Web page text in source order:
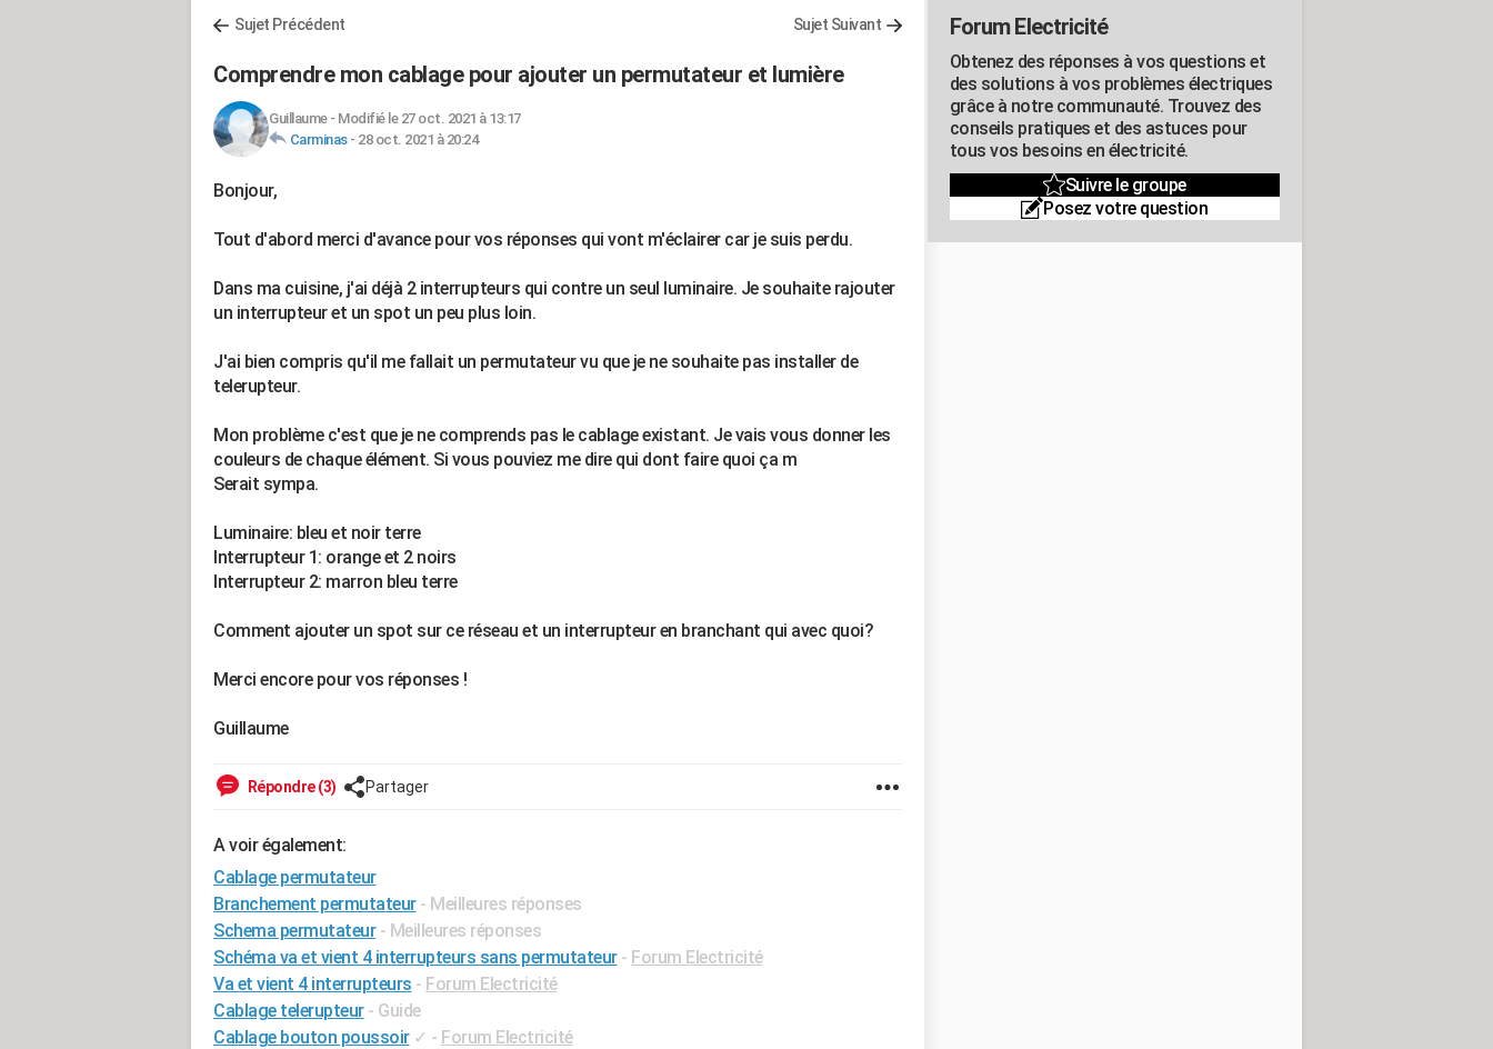
Sujet Précédent Sujet Suivant
Comprendre mon cablage pour ajouter un permutateur et lumière
Guillaume- Modifié le 27 oct. 2021 à 13:17
Carminas- 28 oct. 2021 à 20:24
Bonjour,
Tout d'abord merci d'avance pour vos réponses qui vont m'éclairer car je suis perdu.
Dans ma cuisine, j'ai déjà 2 interrupteurs qui contre un seul luminaire. Je souhaite rajouter
un interrupteur et un spot un peu plus loin.
J'ai bien compris qu'il me fallait un permutateur vu que je ne souhaite pas installer de
telerupteur.
Mon problème c'est que je ne comprends pas le cablage existant. Je vais vous donner les
couleurs de chaque élément. Si vous pouviez me dire qui dont faire quoi ça m
Serait sympa.
Luminaire: bleu et noir terre
Interrupteur 1: orange et 2 noirs
Interrupteur 2: marron bleu terre
Comment ajouter un spot sur ce réseau et un interrupteur en branchant qui avec quoi?
Merci encore pour vos réponses !
Guillaume
Répondre (3) Partager
A voir également:
Cablage permutateur
Branchement permutateur - Meilleures réponses
Schema permutateur - Meilleures réponses
Schéma va et vient 4 interrupteurs sans permutateur - Forum Electricité
Va et vient 4 interrupteurs - Forum Electricité
Cablage telerupteur - Guide
Cablage bouton poussoir ✓ - Forum Electricité
Forum Electricité
Obtenez des réponses à vos questions et
des solutions à vos problèmes électriques
grâce à notre communauté. Trouvez des
conseils pratiques et des astuces pour
tous vos besoins en électricité.
Suivre le groupe
Posez votre question